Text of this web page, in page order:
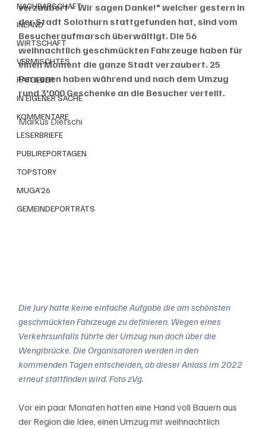
NACHBARSCHAFT
INLAND
WIRTSCHAFT
VERMISCHTES
RATGEBER
IN EIGENER SACHE
KOMMENTARE
LESERBRIEFE
PUBLIREPORTAGEN
TOPSTORY
MUGA'26
GEMEINDEPORTRÄTS
verzaubert – Wir sagen Danke!" welcher gestern in
der Stadt Solothurn stattgefunden hat, sind vom
Besucheraufmarsch überwältigt. Die 56
weihnachtlich geschmückten Fahrzeuge haben für
einen Moment die ganze Stadt verzaubert. 25
Personen haben während und nach dem Umzug
rund 3'000 Geschenke an die Besucher verteilt.
Markus Dietschi
Die Jury hatte keine einfache Aufgabe die am schönsten
geschmückten Fahrzeuge zu definieren. Wegen eines
Verkehrsunfalls führte der Umzug nun doch über die
Wengibrücke. Die Organisatoren werden in den
kommenden Tagen entscheiden, ob dieser Anlass im 2022
erneut stattfinden wird. Foto zVg.
Vor ein paar Monaten hatten eine Hand voll Bauern aus
der Region die Idee, einen Umzug mit weihnachtlich